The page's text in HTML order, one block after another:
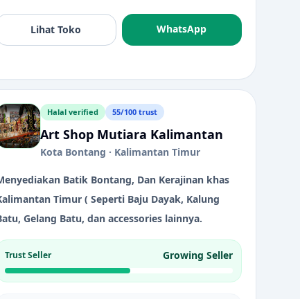
Lihat Toko WhatsApp
Halal verified 55/100 trust
Art Shop Mutiara Kalimantan
Kota Bontang · Kalimantan Timur
Batik Bontang, Dan Kerajinan khas
Timur ( Seperti Baju Dayak, Kalung
Gelang Batu, dan accessories lainnya.
Trust Seller Growing Seller